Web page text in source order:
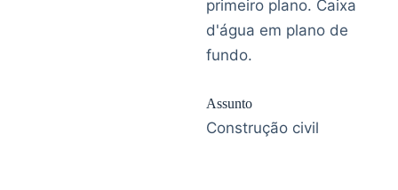
primeiro plano. Caixa
d'água em plano de
fundo.
Assunto
Construção civil